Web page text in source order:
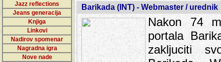
Jazz reflections
Jeans generacija
Knjiga
Linkovi
Nadirov spomenar
Nagradna igra
Nove nade
Barikada (INT) - Webmaster / urednik
Nakon 74
portala
zakljuciti